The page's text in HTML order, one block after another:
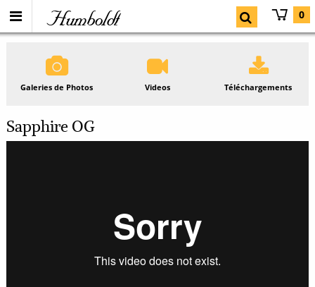
Humboldt 0
Galeries de Photos Videos Téléchargements
Sapphire OG